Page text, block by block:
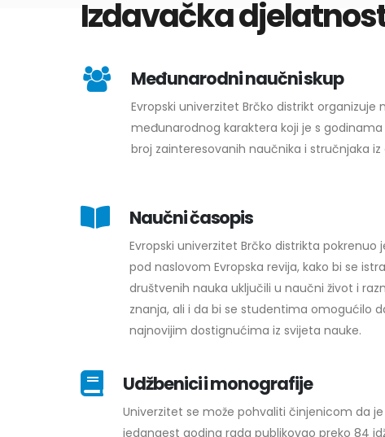
Izdavačka
Međunarodni naučni skup
Evropski univerzitet Brčko distrikt organizuje
međunarodnog karaktera koji je s
broj zainteresovanih naučnika i stručnjaka iz
Naučni časopis
Evropski univerzitet Brčko distrikta pokrenuo
pod naslovom Evropska revija, kako bi se
društvenih nauka uključili u naučni život i
znanja, ali i da bi se studentima omogućilo
najnovijim dostignućima iz svijeta nauke.
Udžbenici i monografije
Univerzitet se može pohvaliti činjenicom da
jedanaest godina rada publikovao preko 84